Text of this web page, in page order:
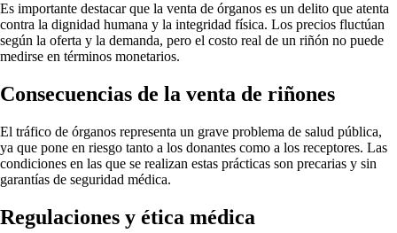
Es importante destacar que la venta de órganos es un delito que atenta
contra la dignidad humana y la integridad física. Los precios fluctúan
según la oferta y la demanda, pero el costo real de un riñón no puede
medirse en términos monetarios.
Consecuencias de la venta de riñones
El tráfico de órganos representa un grave problema de salud pública,
ya que pone en riesgo tanto a los donantes como a los receptores. Las
condiciones en las que se realizan estas prácticas son precarias y sin
garantías de seguridad médica.
Regulaciones y ética médica